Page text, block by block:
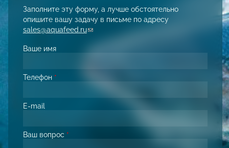
Заполните эту форму, а лучше обстоятельно
опишите вашу задачу в письме по адресу
sales@aquafeed.ru(link sends e-mail)
Ваше имя
Телефон *
E-mail
Ваш вопрос *